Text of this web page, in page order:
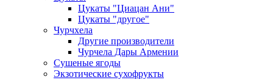
Цукаты "Циацан Ани"
Цукаты "другое"
Чурчхела
Другие производители
Чурчела Дары Армении
Сушеные ягоды
Экзотические сухофрукты